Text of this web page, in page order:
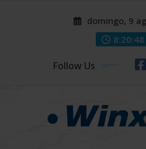
domingo, 9
8:20:49
Follow Us